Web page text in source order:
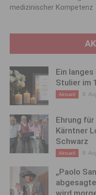
medizinischer Kompetenz
Ein langes
Stulier im
Aktuell 8.
Ehrung
Kärntner
Schwarz
Aktuell 8.
„Paolo